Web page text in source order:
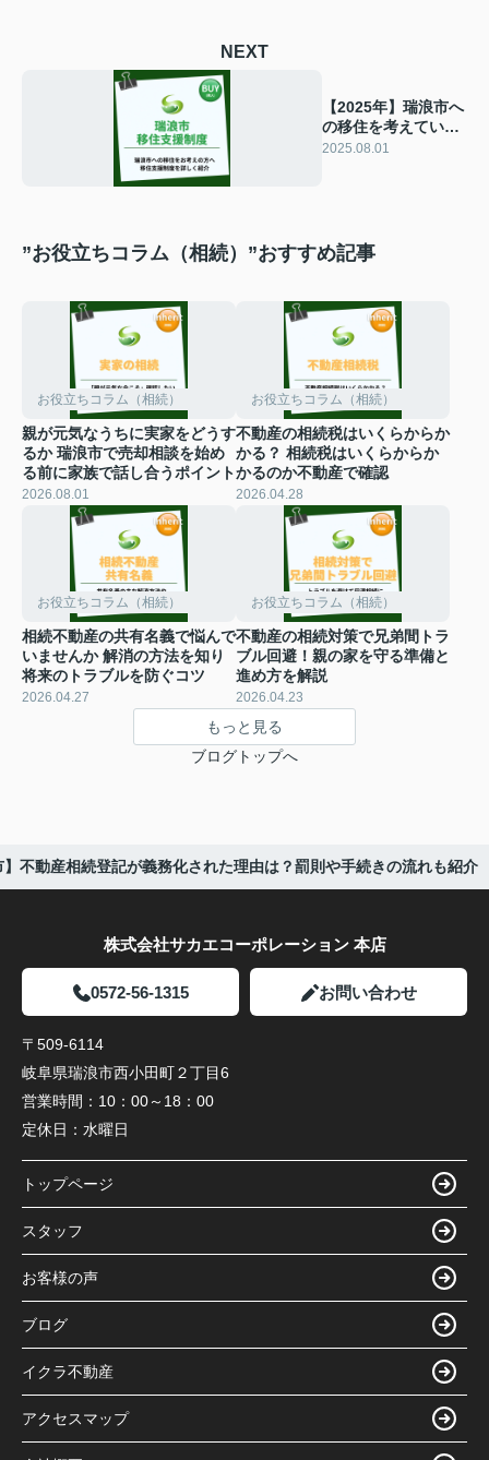
NEXT
【2025年】瑞浪市へ
の移住を考えていま
すか 瑞浪市の支援制
2025.08.01
”お役立ちコラム（相続）”おすすめ記事
お役立ちコラム（相続）
親が元気なうちに実家をどうす
るか 瑞浪市で売却相談を始め
る前に家族で話し合うポイント
2026.08.01
お役立ちコラム（相続）
不動産の相続税はいくらからか
かる？ 相続税はいくらからか
かるのか不動産で確認
2026.04.28
お役立ちコラム（相続）
相続不動産の共有名義で悩んで
いませんか 解消の方法を知り
将来のトラブルを防ぐコツ
2026.04.27
お役立ちコラム（相続）
不動産の相続対策で兄弟間トラ
ブル回避！親の家を守る準備と
進め方を解説
2026.04.23
もっと見る
ブログトップへ
不動産相続登記が義務化された理由は？罰則や手続きの流れも紹介
株式会社サカエコーポレーション 本店
0572-56-1315 お問い合わせ
〒509-6114
岐阜県瑞浪市西小田町２丁目6
営業時間： 10：00～18：00
定休日： 水曜日
トップページ
スタッフ
お客様の声
ブログ
イクラ不動産
アクセスマップ